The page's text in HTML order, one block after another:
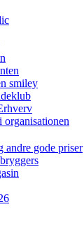
smiley
andre gode priser